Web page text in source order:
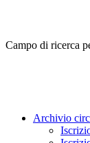
Campo di ricerca
Archivio